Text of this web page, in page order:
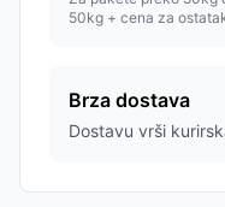
50kg + cena za
Brza dostava
Dostavu vrši